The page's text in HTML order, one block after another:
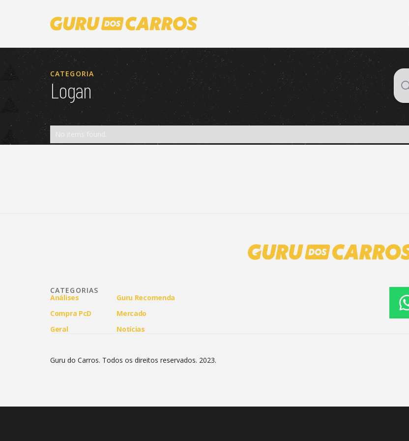
CATEGORIA
Logan
CATEGORIAS
Análises
Compra PcD
Geral
Guru Recomenda
Mercado
Notícias
Guru do Carros. Todos os direitos reservados. 2023.